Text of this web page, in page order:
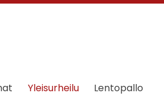
Yleisurheilu
Lentopallo